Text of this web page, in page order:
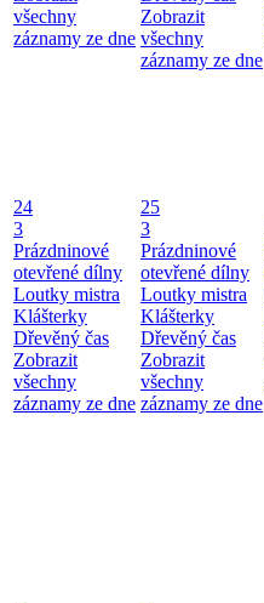
všechny
záznamy ze dne
Zobrazit
všechny
záznamy ze dne
24
3
Prázdninové
otevřené dílny
Loutky mistra
Klášterky
Dřevěný čas
Zobrazit
všechny
záznamy ze dne
25
3
Prázdninové
otevřené dílny
Loutky mistra
Klášterky
Dřevěný čas
Zobrazit
všechny
záznamy ze dne